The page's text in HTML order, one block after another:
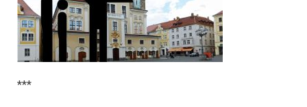
***